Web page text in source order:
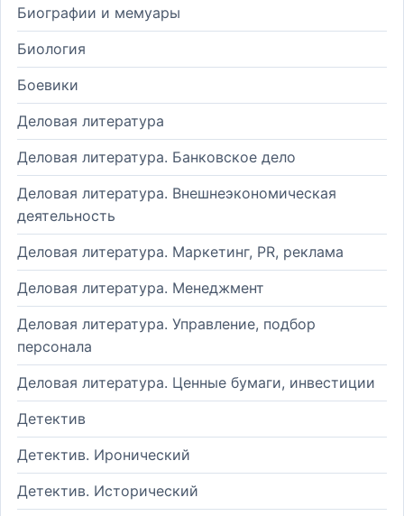
Биографии и мемуары
Биология
Боевики
Деловая литература
Деловая литература. Банковское дело
Деловая литература. Внешнеэкономическая
деятельность
Деловая литература. Маркетинг, PR, реклама
Деловая литература. Менеджмент
Деловая литература. Управление, подбор
персонала
Деловая литература. Ценные бумаги, инвестиции
Детектив
Детектив. Иронический
Детектив. Исторический